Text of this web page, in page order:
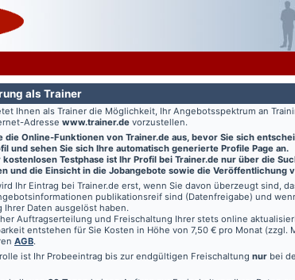
als Trainer
Ihnen als Trainer die Möglichkeit, Ihr Angebotsspektrum an
Adresse www.trainer.de vorzustellen.
die Online-Funktionen von Trainer.de aus, bevor Sie sich
und sehen Sie sich Ihre automatisch generierte Profile Page an.
kostenlosen Testphase ist Ihr Profil bei Trainer.de nur über die
und die Einsicht in die Jobangebote sowie die Veröffentlichung
Ihr Eintrag bei Trainer.de erst, wenn Sie davon überzeugt sind,
publikationsreif sind (Datenfreigabe) und
Ihrer Daten ausgelöst haben.
Auftragserteilung und Freischaltung Ihrer stets online
entstehen für Sie Kosten in Höhe von 7,50 € pro Monat (zzgl.
AGB.
ist Ihr Probeeintrag bis zur endgültigen Freischaltung nur bei